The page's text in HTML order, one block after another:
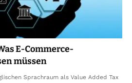
E-Commerce-
müssen
Sprachraum als Value Added Tax